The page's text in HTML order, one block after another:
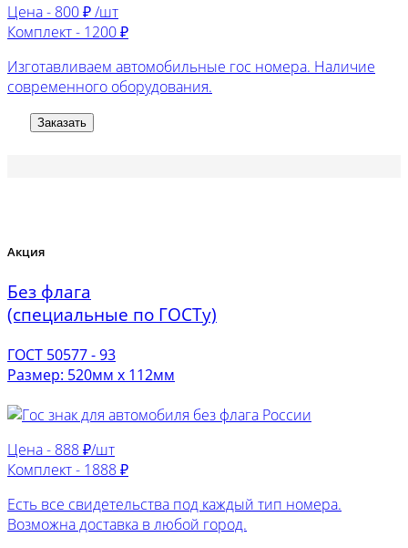
Цена - 800 ₽ /шт
Комплект - 1200 ₽
Изготавливаем автомобильные гос номера. Наличие
современного оборудования.
Заказать
Акция
Без флага
(специальные по ГОСТу)
ГОСТ 50577 - 93
Размер: 520мм х 112мм
Цена - 888 ₽/шт
Комплект - 1888 ₽
Есть все свидетельства под каждый тип номера.
Возможна доставка в любой город.